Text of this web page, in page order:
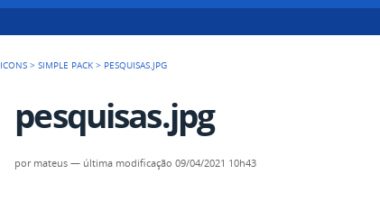
ICONS >SIMPLE PACK > PESQUISAS.JPG
pesquisas.jpg
por mateus — última modificação 09/04/2021 10h43